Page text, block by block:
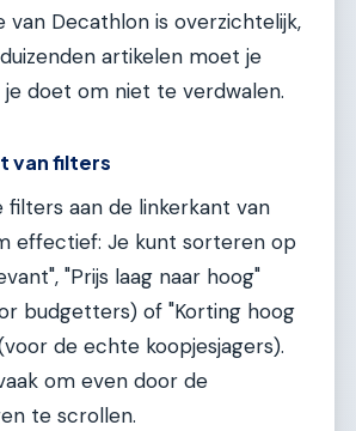
van Decathlon is overzichtelijk,
artikelen moet je
doet om niet te verdwalen.
van filters
filters aan de linkerkant van
effectief: Je kunt sorteren op
"Prijs laag naar hoog"
budgetters) of "Korting hoog
de echte koopjesjagers).
om even door de
te scrollen.